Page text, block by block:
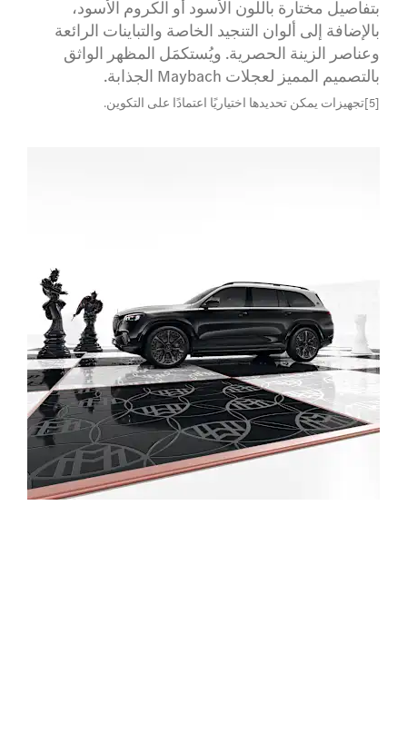
بتفاصيل مختارة باللون الأسود أو الكروم الأسود،
بالإضافة إلى ألوان التنجيد الخاصة والتباينات الرائعة
وعناصر الزينة الحصرية. ويُستكمَل المظهر الواثق
بالتصميم المميز لعجلات Maybach الجذابة.
[5]تجهيزات يمكن تحديدها اختياريًا اعتمادًا على التكوين.